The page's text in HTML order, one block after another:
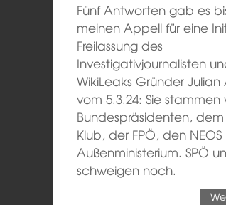
Fünf Antworten gab es
meinen Appell für eine
Freilassung des
Investigativjournalisten
WikiLeaks Gründer Julian
vom 5.3.24: Sie stammen
Bundespräsidenten,
Klub, der FPÖ, den
Außenministerium. SPÖ
schweigen noch.